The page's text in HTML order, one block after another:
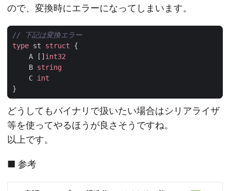
ので、変換時にエラーになってしまいます。
// 下記は変換エラー
type st struct
{
A
[] int32
B string
C int
}
どうしてもバイナリで扱いたい場合はシリアライザ
等を使ってやるほうが良さそうですね。
以上です。
■ 参考